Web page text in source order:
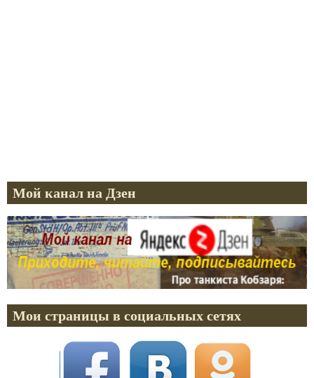
Мой канал на Дзен
Мои страницы в социальных сетях